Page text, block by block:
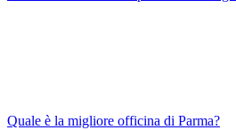
Quale è la migliore officina di Parma?